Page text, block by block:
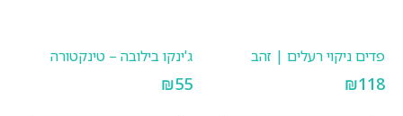
פדים ניקוי רעלים | זהב
₪118
ג'ינקו בילובה – טינקטורה
₪55